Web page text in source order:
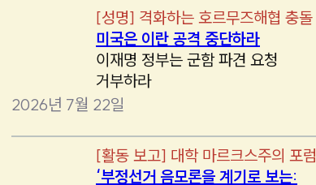
[성명] 격화하는 호르무즈해협 충돌
미국은 이란 공격 중단하라
이재명 정부는 군함 파견 요청
거부하라
2026년 7월 22일
[활동 보고] 대학 마르크스주의 포럼
‘부정선거 음모론을 계기로 보는: